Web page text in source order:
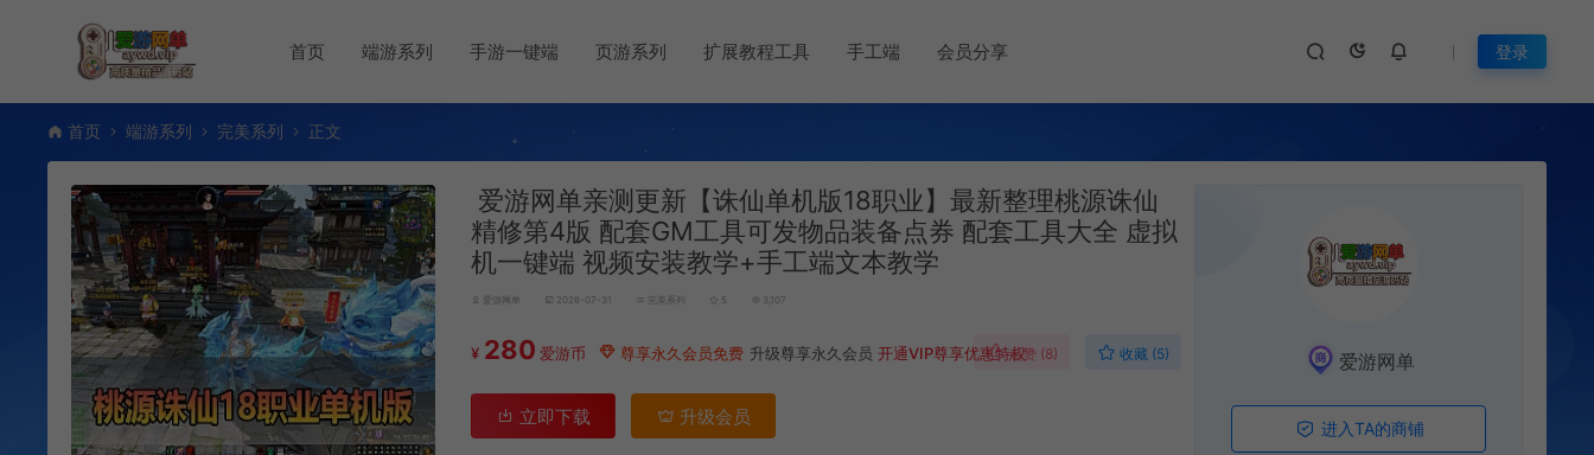
首页 端游系列 手游一键端 页游系列 扩展教程工具 手工端 会员分享 登录
首页 端游系列 完美系列 正文
爱游网单亲测更新【诛仙单机版18职业】最新整理桃源诛仙
精修第4版 配套GM工具可发物品装备点券 配套工具大全 虚拟
机一键端 视频安装教学+手工端文本教学
爱游网单 2026-07-31 完美系列 5 3,107
¥ 280 爱游币 尊享永久会员免费 升级尊享永久会员 开通VIP尊享优惠特权点赞 (8) 收藏 (5)
立即下载 升级会员
爱游网单
进入TA的商铺